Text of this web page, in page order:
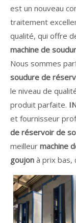
est un nouveau
traitement
qualité, qui offre
machine de
Nous sommes
soudure de
le niveau de
produit parfaite.
et fournisseur
de réservoir de
meilleur machine
goujon à prix bas,